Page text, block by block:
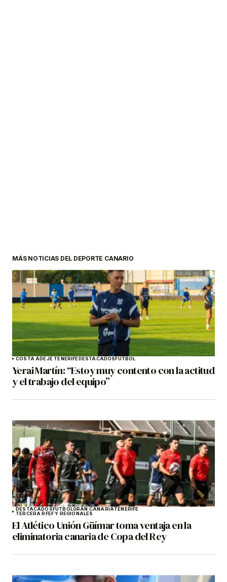
MÁS NOTICIAS DEL DEPORTE CANARIO
COSTA ADEJE TENERIFE DESTACADOS FÚTBOL
Yerai Martín: “Estoy muy contento con la actitud
y el trabajo del equipo”
DESTACADOS FÚTBOLGRAN CANARIATENERIFE
TERCERA RFEF Y REGIONALES
El Atlético Unión Güímar toma ventaja en la
eliminatoria canaria de Copa del Rey